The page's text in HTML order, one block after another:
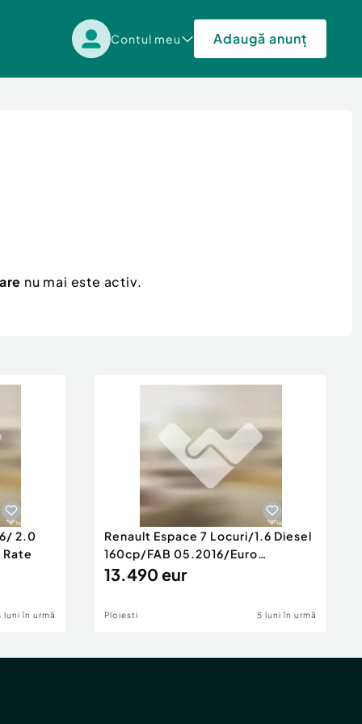
Contul meu Adaugă anunț
nu mai este activ.
2.0
luni în urmă
Renault Espace 7 Locuri/1.6 Diesel
160cp/FAB 05.2016/Euro
6/Posibilita
13.490 eur
Ploiesti 5 luni în urmă